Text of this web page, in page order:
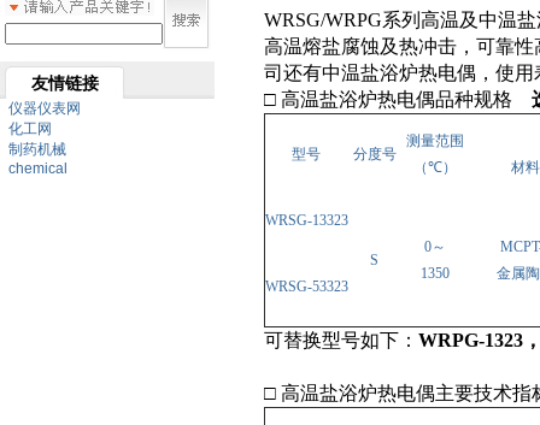
友情链接
仪器仪表网
化工网
制药机械
chemical
WRSG/WRPG系列高温及中温
高温熔盐腐蚀及热冲击，可靠
司还有中温盐浴炉热电偶，使
□ 高温盐浴炉热电偶品种规格
型号 分度号
测量范围
（℃） 材料
WRSG-13323
S
0～
1350
金属
WRSG-53323
可替换型号如下： WRPG-1323
□ 高温盐浴炉热电偶主要技术指